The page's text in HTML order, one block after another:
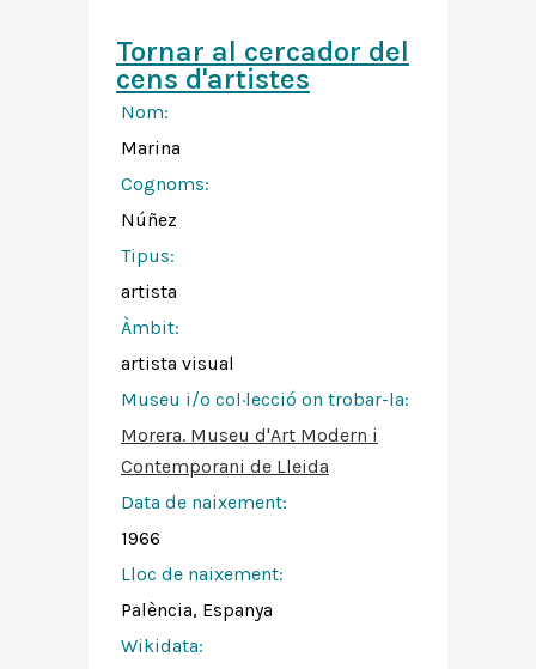
Tornar al cercador del
cens d'artistes
Nom:
Marina
Cognoms:
Núñez
Tipus:
artista
Àmbit:
artista visual
Museu i/o col·lecció on trobar-la:
Morera. Museu d'Art Modern i
Contemporani de Lleida
Data de naixement:
1966
Lloc de naixement:
Palència, Espanya
Wikidata: